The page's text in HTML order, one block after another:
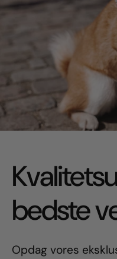
bedste
Opdag vores